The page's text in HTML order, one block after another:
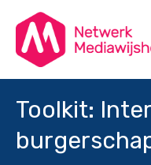
Toolkit: